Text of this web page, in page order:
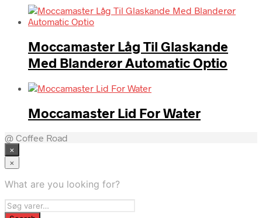
Moccamaster Låg Til Glaskande
Med Blanderør Automatic Optio
Moccamaster Lid For Water
@ Coffee Road
×
×
What are you looking for?